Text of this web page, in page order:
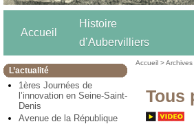
Accueil
Histoire
d’Aubervilliers
L’actualité
1ères Journées de
l’innovation en Seine-Saint-
Denis
Avenue de la République
Accueil >
Tous